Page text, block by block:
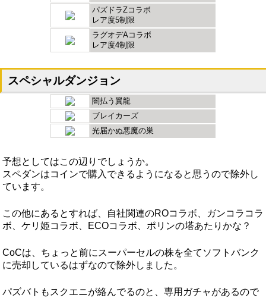
パズドラZコラボ
レア度5制限
ラグオデAコラボ
レア度4制限
スペシャルダンジョン
闇払う翼龍
ブレイカーズ
光届かぬ悪魔の巣
予想としてはこの辺りでしょうか。
スペダンはコインで購入できるようになると思うので除外し
ています。
この他にあるとすれば、自社関連のROコラボ、ガンコラコラ
ボ、ケリ姫コラボ、ECOコラボ、ポリンの塔あたりかな？
CoCは、ちょっと前にスーパーセルの株を全てソフトバンク
に売却しているはずなので除外しました。
パズバトもスクエニが絡んでるのと、専用ガチャがあるので